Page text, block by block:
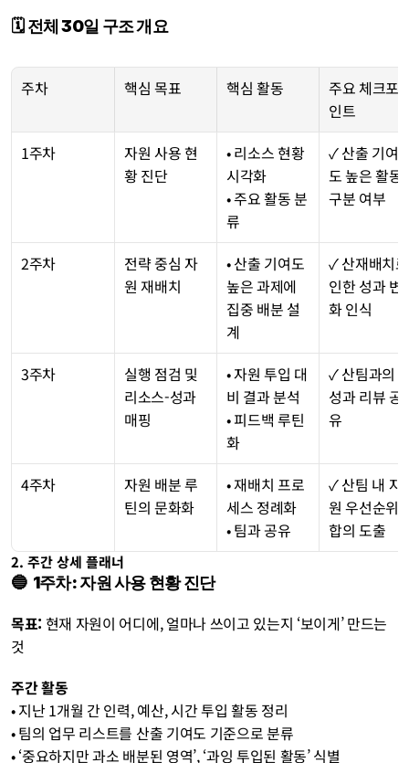
🗓️ 전체 30일 구조 개요
주차 핵심 목표 핵심 활동
주요 체크포
인트
1주차
자원 사용 현
황 진단
• 리소스 현황
시각화
• 주요 활동 분
류
✓ 산출 기여
도 높은 활동
구분 여부
2주차
전략 중심 자
원 재배치
• 산출 기여도
높은 과제에
집중 배분 설
계
✓ 산재배치로
인한 성과 변
화 인식
3주차
실행 점검 및
리소스-성과
매핑
• 자원 투입 대
비 결과 분석
• 피드백 루틴
화
✓ 산팀과의
성과 리뷰 공
유
4주차
자원 배분 루
틴의 문화화
• 재배치 프로
세스 정례화
• 팀과 공유
✓ 산팀 내 자
원 우선순위
합의 도출
2. 주간 상세 플래너
🔵  1주차: 자원 사용 현황 진단
목표: 현재 자원이 어디에, 얼마나 쓰이고 있는지 ‘보이게’ 만드는
것
주간 활동
• 지난 1개월 간 인력, 예산, 시간 투입 활동 정리
• 팀의 업무 리스트를 산출 기여도 기준으로 분류
• ‘중요하지만 과소 배분된 영역’, ‘과잉 투입된 활동’ 식별